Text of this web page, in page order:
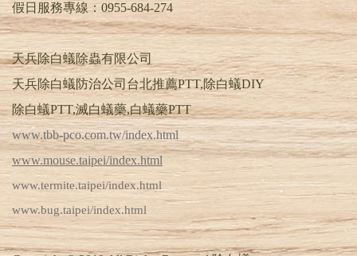
假日服務專線：0955-684-274
天兵除白蟻除蟲有限公司
天兵除白蟻防治公司台北推薦PTT,除白蟻DIY
除白蟻PTT,滅白蟻藥,白蟻藥PTT
www.tbb-pco.com.tw/index.html
www.mouse.taipei/index.html
www.termite.taipei/index.html
www.bug.taipei/index.html